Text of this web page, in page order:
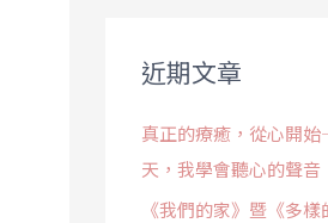
近期文章
真正的療癒，從心開
天，我學會聽心的聲音
《我們的家》暨《多